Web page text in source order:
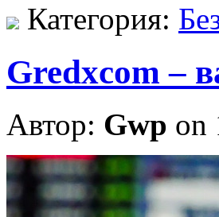
Категория:
Gredxcom –
Автор: Gwp on